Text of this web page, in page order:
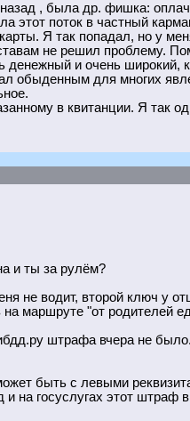
назад , была др. фишка:
этот поток в частный
Я так попадал, но у
не решил проблему.
денежный и очень
обыденным для многих
в квитанции. Я так
и ты за рулём?
не водит, второй ключ у
маршруте "от родителей
штрафа вчера не
быть с левыми
на госуслугах этот штраф